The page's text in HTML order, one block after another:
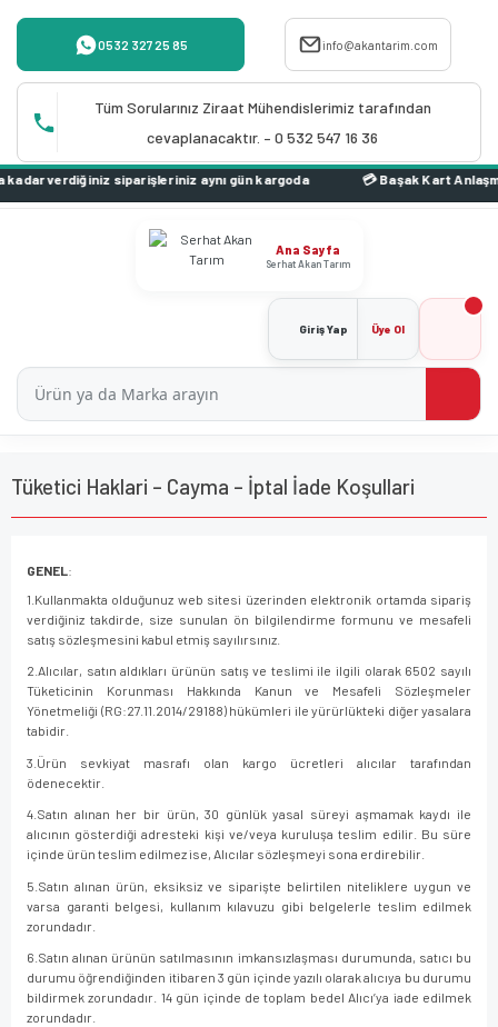
0532 327 25 85 info@akantarim.com
Tüm Sorularınız Ziraat Mühendislerimiz tarafından
cevaplanacaktır. – 0 532 547 16 36
siparişleriniz aynı gün kargoda
Ana Sayfa
Serhat Akan Tarım
Giriş Yap Üye Ol
Tüketici Haklari – Cayma – İptal İade Koşullari
GENEL:
1.Kullanmakta olduğunuz web sitesi üzerinden elektronik ortamda sipariş
verdiğiniz takdirde, size sunulan ön bilgilendirme formunu ve mesafeli
satış sözleşmesini kabul etmiş sayılırsınız.
2.Alıcılar, satın aldıkları ürünün satış ve teslimi ile ilgili olarak 6502 sayılı
Tüketicinin Korunması Hakkında Kanun ve Mesafeli Sözleşmeler
Yönetmeliği (RG:27.11.2014/29188) hükümleri ile yürürlükteki diğer yasalara
tabidir.
3.Ürün sevkiyat masrafı olan kargo ücretleri alıcılar tarafından
ödenecektir.
4.Satın alınan her bir ürün, 30 günlük yasal süreyi aşmamak kaydı ile
alıcının gösterdiği adresteki kişi ve/veya kuruluşa teslim edilir. Bu süre
içinde ürün teslim edilmez ise, Alıcılar sözleşmeyi sona erdirebilir.
5.Satın alınan ürün, eksiksiz ve siparişte belirtilen niteliklere uygun ve
varsa garanti belgesi, kullanım kılavuzu gibi belgelerle teslim edilmek
zorundadır.
6.Satın alınan ürünün satılmasının imkansızlaşması durumunda, satıcı bu
durumu öğrendiğinden itibaren 3 gün içinde yazılı olarak alıcıya bu durumu
bildirmek zorundadır. 14 gün içinde de toplam bedel Alıcı’ya iade edilmek
zorundadır.